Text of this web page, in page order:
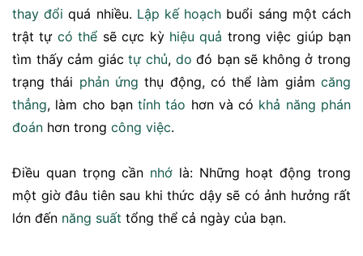
thay đổi quá nhiều. Lập kế hoạch buổi sáng một cách
trật tự có thể sẽ cực kỳ hiệu quả trong việc giúp bạn
tìm thấy cảm giáctự chủ, do đó bạn sẽ không ở trong
trạng thái phản ứng thụ động, có thể làm giảmcăng
thẳng, làm cho bạntỉnh táo hơn và có khả năng phán
đoán hơn trong công việc.
Điều quan trọng cần nhớ là: Những hoạt động trong
một giờ đâu tiên sau khi thức dậy sẽ có ảnh hưởng rất
lớn đến năng suất tổng thể cả ngày của bạn.